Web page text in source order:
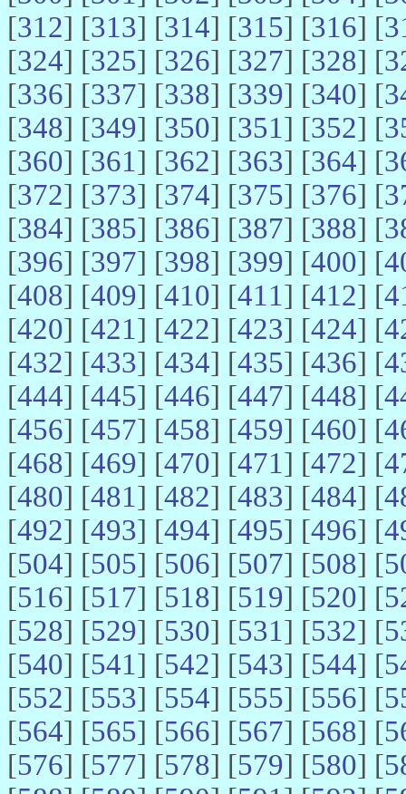
[312] [313] [314] [315] [316] [
[324] [325] [326] [327] [328] [
[336] [337] [338] [339] [340] [
[348] [349] [350] [351] [352] [
[360] [361] [362] [363] [364] [
[372] [373] [374] [375] [376] [
[384] [385] [386] [387] [388] [
[396] [397] [398] [399] [400] [
[408] [409] [410] [411] [412] [
[420] [421] [422] [423] [424] [
[432] [433] [434] [435] [436] [
[444] [445] [446] [447] [448] [
[456] [457] [458] [459] [460] [
[468] [469] [470] [471] [472] [
[480] [481] [482] [483] [484] [
[492] [493] [494] [495] [496] [
[504] [505] [506] [507] [508] [
[516] [517] [518] [519] [520] [
[528] [529] [530] [531] [532] [
[540] [541] [542] [543] [544] [
[552] [553] [554] [555] [556] [
[564] [565] [566] [567] [568] [
[576] [577] [578] [579] [580] [